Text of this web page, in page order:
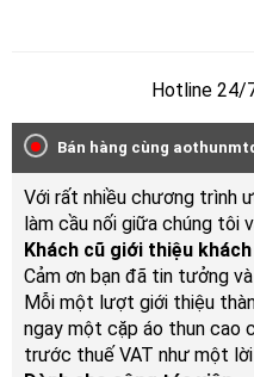
Hotline 24/
Bán hàng cùng
Với rất nhiều chương trình
làm cầu nối giữa chúng tôi
Khách cũ giới thiệu
Cảm ơn bạn đã tin tưởng
Mỗi một lượt giới thiệu
ngay một cặp áo thun cao
trước thuế VAT như một